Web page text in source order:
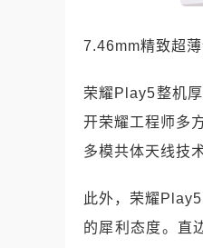
7.46mm精致超
荣耀Play5整机
开荣耀工程师多
多模共体天线技
此外，荣耀
的犀利态度。直